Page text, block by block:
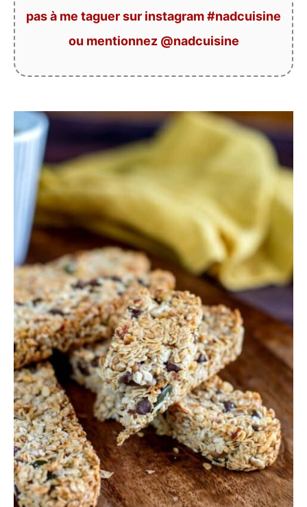
pas à me taguer sur instagram #nadcuisine
ou mentionnez @nadcuisine